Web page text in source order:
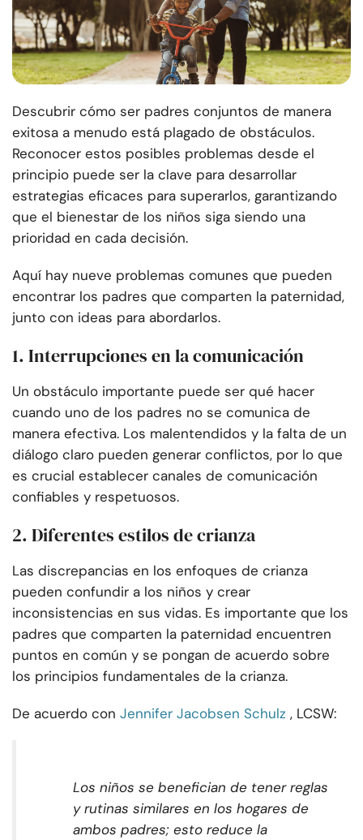
Descubrir cómo ser padres conjuntos de manera
exitosa a menudo está plagado de obstáculos.
Reconocer estos posibles problemas desde el
principio puede ser la clave para desarrollar
estrategias eficaces para superarlos, garantizando
que el bienestar de los niños siga siendo una
prioridad en cada decisión.
Aquí hay nueve problemas comunes que pueden
encontrar los padres que comparten la paternidad,
junto con ideas para abordarlos.
1. Interrupciones en la comunicación
Un obstáculo importante puede ser qué hacer
cuando uno de los padres no se comunica de
manera efectiva. Los malentendidos y la falta de un
diálogo claro pueden generar conflictos, por lo que
es crucial establecer canales de comunicación
confiables y respetuosos.
2. Diferentes estilos de crianza
Las discrepancias en los enfoques de crianza
pueden confundir a los niños y crear
inconsistencias en sus vidas. Es importante que los
padres que comparten la paternidad encuentren
puntos en común y se pongan de acuerdo sobre
los principios fundamentales de la crianza.
De acuerdo con Jennifer Jacobsen Schulz , LCSW:
Los niños se benefician de tener reglas
y rutinas similares en los hogares de
ambos padres; esto reduce la